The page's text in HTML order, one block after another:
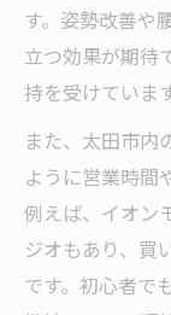
す。姿勢改善や
立つ効果が期待
持を受けています
また、太田市内
ように営業時間
例えば、イオン
ジオもあり、買
です。初心者で